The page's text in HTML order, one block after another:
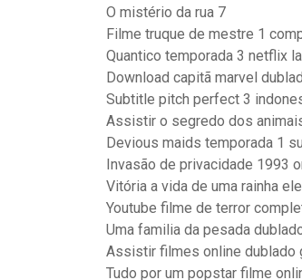
O mistério da rua 7
Filme truque de mestre 1
Quantico temporada 3 netflix
Download capitã marvel
Subtitle pitch perfect 3
Assistir o segredo dos
Devious maids temporada 1
Invasão de privacidade 1993
Vitória a vida de uma rainha
Youtube filme de terror
Uma familia da pesada
Assistir filmes online dublado
Tudo por um popstar filme